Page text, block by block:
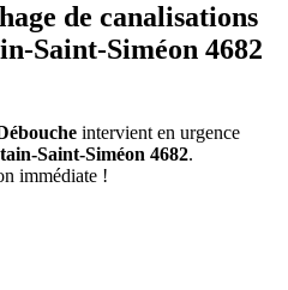
de canalisations
Saint-Siméon 4682
intervient en urgence
Saint-Siméon 4682.
immédiate !